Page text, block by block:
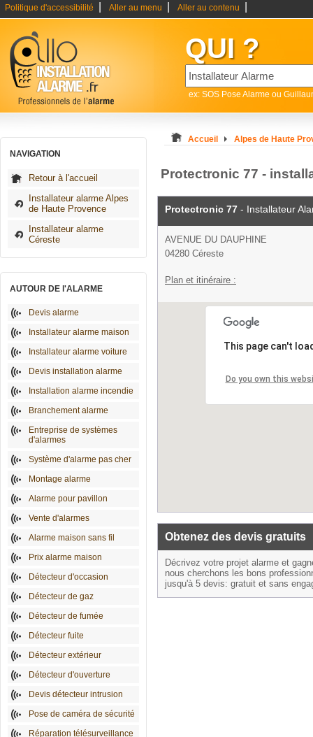
Politique d'accessibilité Aller au menu Aller au contenu
QUI ?
ex: SOS Pose Alarme ou
NAVIGATION
Retour à l'accueil
Installateur alarme Alpes
de Haute Provence
Installateur alarme
Céreste
AUTOUR DE l'ALARME
Devis alarme
Installateur alarme maison
Installateur alarme voiture
Devis installation alarme
Installation alarme incendie
Branchement alarme
Entreprise de systèmes
d'alarmes
Système d'alarme pas cher
Montage alarme
Alarme pour pavillon
Vente d'alarmes
Alarme maison sans fil
Prix alarme maison
Détecteur d'occasion
Détecteur de gaz
Détecteur de fumée
Détecteur fuite
Détecteur extérieur
Détecteur d'ouverture
Devis détecteur intrusion
Pose de caméra de sécurité
Réparation télésurveillance
Accueil Alpes de Haute
Protectronic 77 -
Protectronic 77 - Installateur
AVENUE DU DAUPHINE
04280 Céreste
Plan et itinéraire :
This page can't
Do you own this
Obtenez des devis gratuits
Décrivez votre projet alarme et
nous cherchons les bons
jusqu'à 5 devis: gratuit et sans